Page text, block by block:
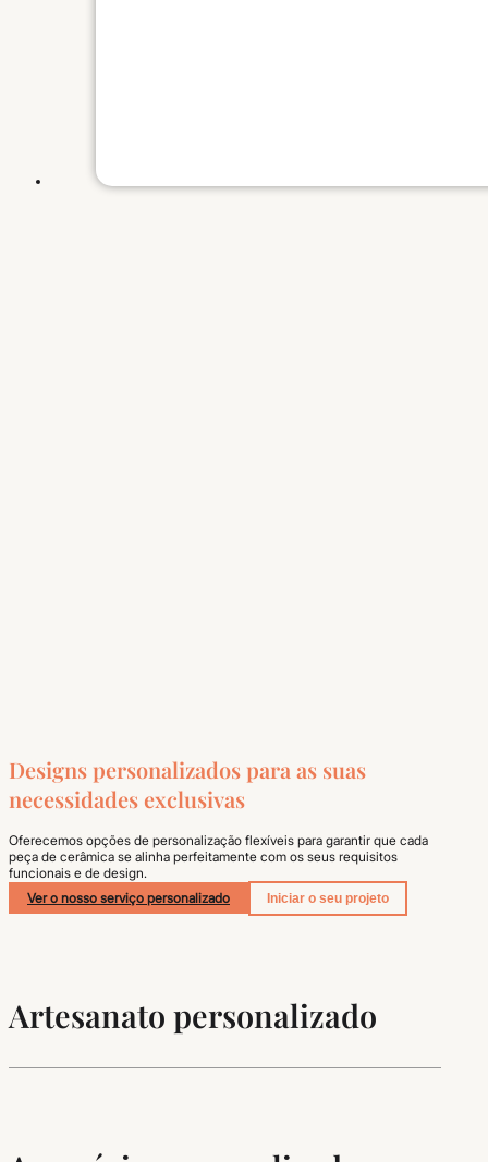
Designs personalizados para as suas
necessidades exclusivas
Oferecemos opções de personalização flexíveis para garantir que cada
peça de cerâmica se alinha perfeitamente com os seus requisitos
funcionais e de design.
Ver o nosso serviço personalizado
Iniciar o seu projeto
Artesanato personalizado